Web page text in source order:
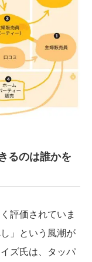
るのは誰かを
評価されていま
」という風潮が
ズ氏は、タッパ